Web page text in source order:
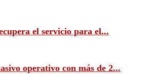
el servicio para el...
operativo con más de 2...